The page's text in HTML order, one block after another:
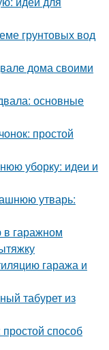
грунтовых вод
дома своими
основные
простой
уборку: идеи и
утварь:
гаражном
гаража и
табурет из
способ